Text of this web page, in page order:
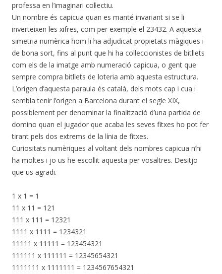
professa en l’imaginari col·lectiu.
Un nombre és capicua quan es manté invariant si se li
inverteixen les xifres, com per exemple el 23432. A aquesta
simetria numèrica hom li ha adjudicat propietats màgiques i
de bona sort, fins al punt que hi ha col·leccionistes de bitllets
com els de la imatge amb numeració capicua, o gent que
sempre compra bitllets de loteria amb aquesta estructura.
L’origen d’aquesta paraula és català, dels mots cap i cua i
sembla tenir l’origen a Barcelona durant el segle XIX,
possiblement per denominar la finalització d’una partida de
domino quan el jugador que acaba les seves fitxes ho pot fer
tirant pels dos extrems de la línia de fitxes.
Curiositats numèriques al voltant dels nombres capicua n’hi
ha moltes i jo us he escollit aquesta per vosaltres. Desitjo
que us agradi.
1 x 1 = 1
11 x 11 = 121
111 x 111 = 12321
1111 x 1111 = 1234321
11111 x 11111 = 123454321
111111 x 111111 = 12345654321
1111111 x 1111111 = 1234567654321